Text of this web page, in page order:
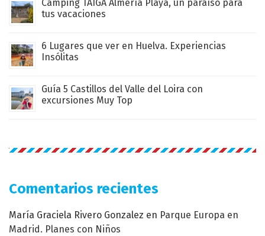
Camping TAIGA Almería Playa, un paraíso para
tus vacaciones
6 Lugares que ver en Huelva. Experiencias
Insólitas
Guía 5 Castillos del Valle del Loira con
excursiones Muy Top
Comentarios recientes
María Graciela Rivero Gonzalez en Parque Europa en
Madrid. Planes con Niños